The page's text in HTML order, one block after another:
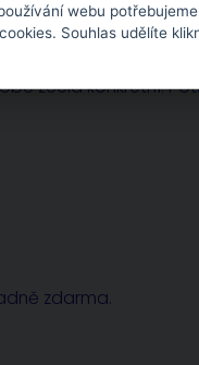
zcela konkrétní.
zdarma.
webu
Souhlas udělíte